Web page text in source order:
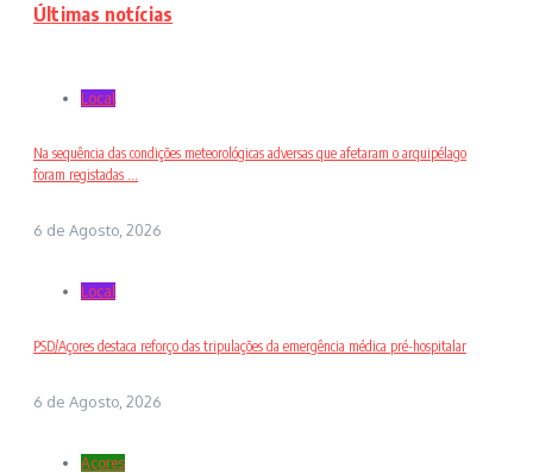
Últimas notícias
Local
Na sequência das condições meteorológicas adversas que afetaram o arquipélago
foram registadas ...
6 de Agosto, 2026
Local
PSD/Açores destaca reforço das tripulações da emergência médica pré-hospitalar
6 de Agosto, 2026
Açores